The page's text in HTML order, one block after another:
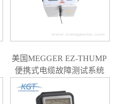
美国MEGGER EZ-THUMP
便携式电缆故障测试系统